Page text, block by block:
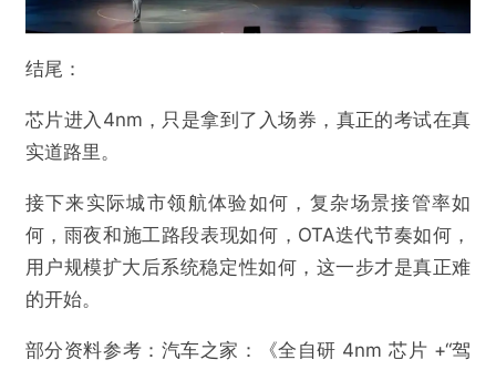
结尾：
芯片进入4nm，只是拿到了入场券，真正的考试在真
实道路里。
接下来实际城市领航体验如何，复杂场景接管率如
何，雨夜和施工路段表现如何，OTA迭代节奏如何，
用户规模扩大后系统稳定性如何，这一步才是真正难
的开始。
部分资料参考：汽车之家：《全自研 4nm 芯片 +“驾